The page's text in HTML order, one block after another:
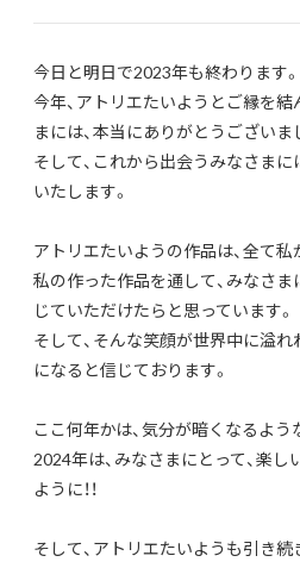
今日と明日で2023年も終わります。
今年、アトリエたいようとご縁を
まには、本当にありがとうございま
そして、これから出会うみなさま
いたします。
アトリエたいようの作品は、全て私
私の作った作品を通して、みなさ
じていただけたらと思っています。
そして、そんな笑顔が世界中に溢
になると信じております。
ここ何年かは、気分が暗くなるよう
2024年は、みなさまにとって、楽
ように！！
そして、アトリエたいようも引き